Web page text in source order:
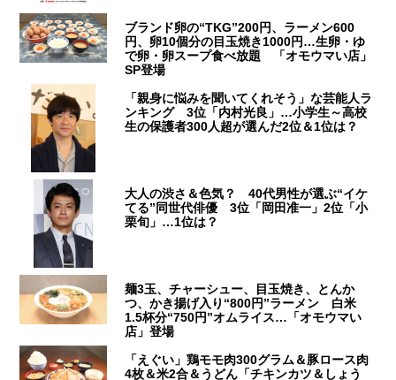
ブランド卵の“TKG”200円、ラーメン600
円、卵10個分の目玉焼き1000円…生卵・ゆ
で卵・卵スープ食べ放題 「オモウマい店」
SP登場
「親身に悩みを聞いてくれそう」な芸能人ラ
ンキング 3位「内村光良」…小学生～高校
生の保護者300人超が選んだ2位＆1位は？
大人の渋さ＆色気？ 40代男性が選ぶ“イケ
てる”同世代俳優 3位「岡田准一」2位「小
栗旬」…1位は？
麺3玉、チャーシュー、目玉焼き、とんか
つ、かき揚げ入り“800円”ラーメン 白米
1.5杯分“750円”オムライス…「オモウマい
店」登場
「えぐい」鶏モモ肉300グラム＆豚ロース肉
4枚＆米2合＆うどん「チキンカツ＆しょう